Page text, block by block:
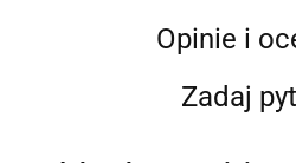
Opinie i
Zadaj